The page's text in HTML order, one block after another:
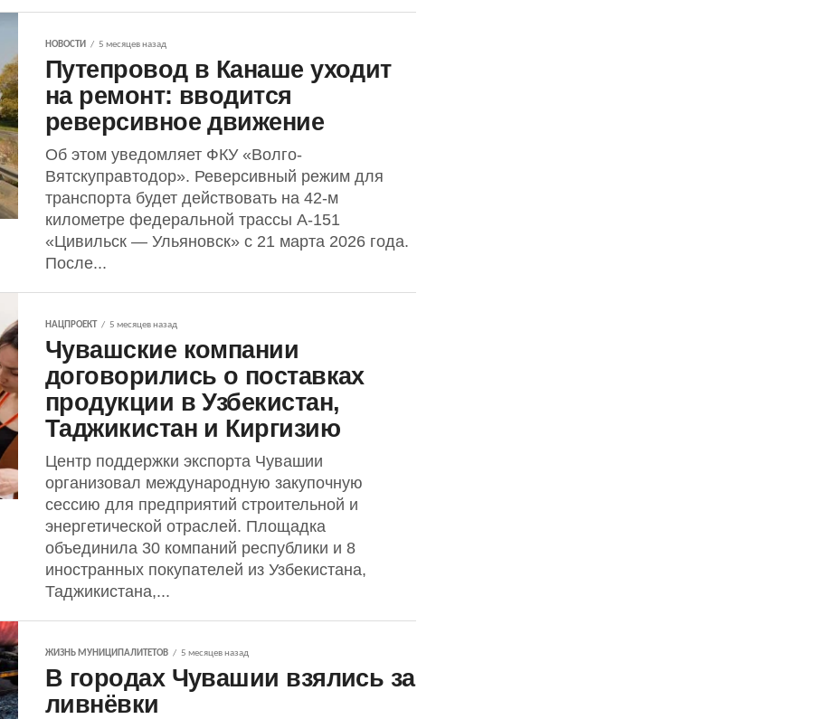
НОВОСТИ 5 месяцев назад
Путепровод в Канаше уходит
на ремонт: вводится
реверсивное движение
Об этом уведомляет ФКУ «Волго-
Вятскуправтодор». Реверсивный режим для
транспорта будет действовать на 42-м
километре федеральной трассы А-151
«Цивильск — Ульяновск» с 21 марта 2026 года.
После...
НАЦПРОЕКТ 5 месяцев назад
Чувашские компании
договорились о поставках
продукции в Узбекистан,
Таджикистан и Киргизию
Центр поддержки экспорта Чувашии
организовал международную закупочную
сессию для предприятий строительной и
энергетической отраслей. Площадка
объединила 30 компаний республики и 8
иностранных покупателей из Узбекистана,
Таджикистана,...
ЖИЗНЬ МУНИЦИПАЛИТЕТОВ 5 месяцев назад
В городах Чувашии взялись за
ливнёвки